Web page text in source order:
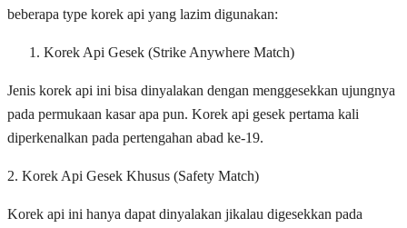
beberapa type korek api yang lazim digunakan:
Korek Api Gesek (Strike Anywhere Match)
Jenis korek api ini bisa dinyalakan dengan menggesekkan ujungnya
pada permukaan kasar apa pun. Korek api gesek pertama kali
diperkenalkan pada pertengahan abad ke-19.
2. Korek Api Gesek Khusus (Safety Match)
Korek api ini hanya dapat dinyalakan jikalau digesekkan pada